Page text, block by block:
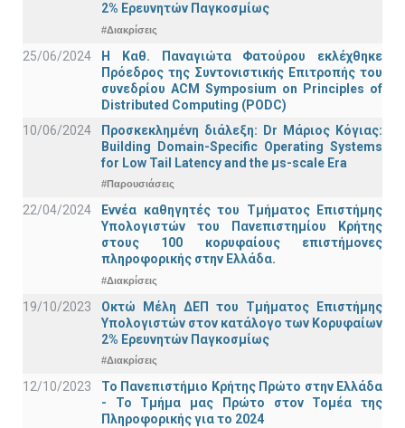
2% Ερευνητών Παγκοσμίως
#Διακρίσεις
25/06/2024
Η Καθ. Παναγιώτα Φατούρου εκλέχθηκε
Πρόεδρος της Συντονιστικής Επιτροπής του
συνεδρίου ACM Symposium on Principles of
Distributed Computing (PODC)
10/06/2024
Προσκεκλημένη διάλεξη: Dr Μάριος Κόγιας:
Building Domain-Specific Operating Systems
for Low Tail Latency and the μs-scale Era
#Παρουσιάσεις
22/04/2024
Εννέα καθηγητές του Τμήματος Επιστήμης
Υπολογιστών του Πανεπιστημίου Κρήτης
στους 100 κορυφαίους επιστήμονες
πληροφορικής στην Ελλάδα.
#Διακρίσεις
19/10/2023
Οκτώ Μέλη ΔΕΠ του Τμήματος Επιστήμης
Υπολογιστών στον κατάλογο των Κορυφαίων
2% Ερευνητών Παγκοσμίως
#Διακρίσεις
12/10/2023
Το Πανεπιστήμιο Κρήτης Πρώτο στην Ελλάδα
- Το Τμήμα μας Πρώτο στον Τομέα της
Πληροφορικής για το 2024